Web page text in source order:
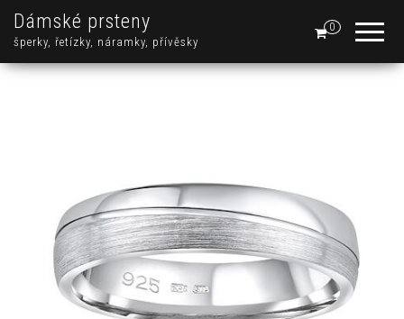
Dámské prsteny
šperky, řetízky, náramky, přívěsky
0